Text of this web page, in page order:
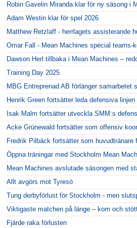
Robin Gavelin Miranda klar för ny säsong i
Adam Westin klar för spel 2026
Matthew Retzlaff - herrlagets assisterande
Omar Fall - Mean Machines special teams-
Dawson Herl tillbaka i Mean Machines –
Training Day 2025
MBG Entreprenad AB förlänger samarbetet
Henrik Green fortsätter leda defensiva linjen
Isak Malm fortsätter utveckla SMM:s
Acke Grünewald fortsätter som offensiv
Fredrik Pilbäck fortsätter som
Öppna träningar med Stockholm Mean
Mean Machines avslutade säsongen med
Allt avgörs mot Tyresö
Tung derbyförlust för Stockholm - men
Viktigaste matchen på länge – kom och
Fjärde raka förlusten